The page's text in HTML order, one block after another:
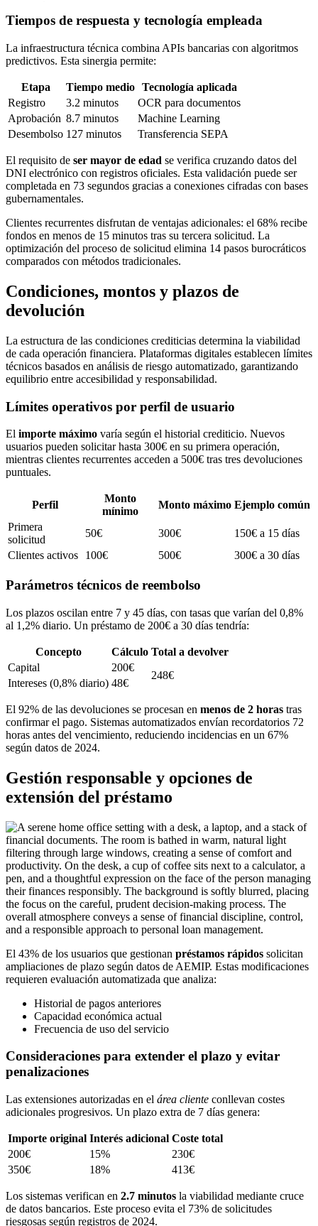
Tiempos de respuesta y tecnología empleada
La infraestructura técnica combina APIs bancarias con algoritmos
predictivos. Esta sinergia permite:
Etapa Tiempo medio Tecnología aplicada
Registro
3.2 minutos
OCR para documentos
Aprobación 8.7 minutos
Machine Learning
Desembolso 127 minutos Transferencia SEPA
El requisito de ser mayor de edad se verifica cruzando datos del
DNI electrónico con registros oficiales. Esta validación puede ser
completada en 73 segundos gracias a conexiones cifradas con bases
gubernamentales.
Clientes recurrentes disfrutan de ventajas adicionales: el 68% recibe
fondos en menos de 15 minutos tras su tercera solicitud. La
optimización del proceso de solicitud elimina 14 pasos burocráticos
comparados con métodos tradicionales.
Condiciones, montos y plazos de
devolución
La estructura de las condiciones crediticias determina la viabilidad
de cada operación financiera. Plataformas digitales establecen límites
técnicos basados en análisis de riesgo automatizado, garantizando
equilibrio entre accesibilidad y responsabilidad.
Límites operativos por perfil de usuario
El importe máximo varía según el historial crediticio. Nuevos
usuarios pueden solicitar hasta 300€ en su primera operación,
mientras clientes recurrentes acceden a 500€ tras tres devoluciones
puntuales.
Perfil
Monto
mínimo
Monto máximo Ejemplo común
Primera
solicitud
50€ 300€
150€ a 15 días
Clientes activos
100€ 500€ 300€ a 30 días
Parámetros técnicos de reembolso
Los plazos oscilan entre 7 y 45 días, con tasas que varían del 0,8%
al 1,2% diario. Un préstamo de 200€ a 30 días tendría:
Concepto Cálculo Total a devolver
Capital
200€
248€
Intereses (0,8% diario) 48€
El 92% de las devoluciones se procesan en menos de 2 horas tras
confirmar el pago. Sistemas automatizados envían recordatorios 72
horas antes del vencimiento, reduciendo incidencias en un 67%
según datos de 2024.
Gestión responsable y opciones de
extensión del préstamo
El 43% de los usuarios que gestionan préstamos rápidos solicitan
ampliaciones de plazo según datos de AEMIP. Estas modificaciones
requieren evaluación automatizada que analiza:
Historial de pagos anteriores
Capacidad económica actual
Frecuencia de uso del servicio
Consideraciones para extender el plazo y evitar
penalizaciones
Las extensiones autorizadas en el área cliente conllevan costes
adicionales progresivos. Un plazo extra de 7 días genera:
Importe original Interés adicional Coste total
200€
15%
230€
350€
18% 413€
Los sistemas verifican en 2.7 minutos la viabilidad mediante cruce
de datos bancarios. Este proceso evita el 73% de solicitudes
riesgosas según registros de 2024.